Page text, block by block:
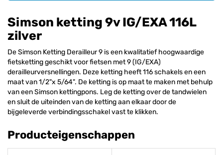
Simson ketting 9v IG/EXA 116L
zilver
De Simson Ketting Derailleur 9 is een kwalitatief hoogwaardige
fietsketting geschikt voor fietsen met 9 (IG/EXA)
derailleurversnellingen. Deze ketting heeft 116 schakels en een
maat van 1/2"x 5/64". De ketting is op maat te maken met behulp
van een Simson kettingpons. Leg de ketting over de tandwielen
en sluit de uiteinden van de ketting aan elkaar door de
bijgeleverde verbindingsschakel vast te klikken.
Producteigenschappen